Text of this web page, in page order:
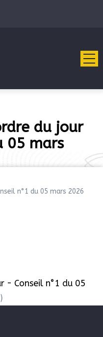
du jour
05 mars
n°1 du 05 mars 2026
- Conseil n°1 du 05